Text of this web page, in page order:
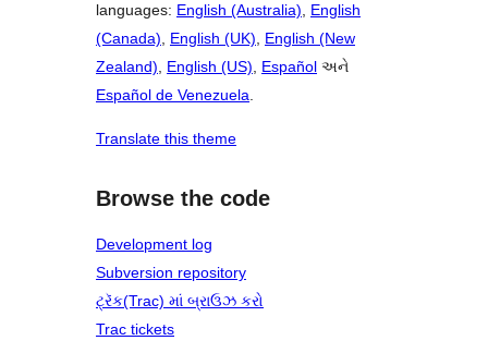
languages: English (Australia), English
(Canada), English (UK), English (New
Zealand), English (US), Español અને
Español de Venezuela.
Translate this theme
Browse the code
Development log
Subversion repository
ટ્રૅક(Trac) માં બ્રાઉઝ કરો
Trac tickets